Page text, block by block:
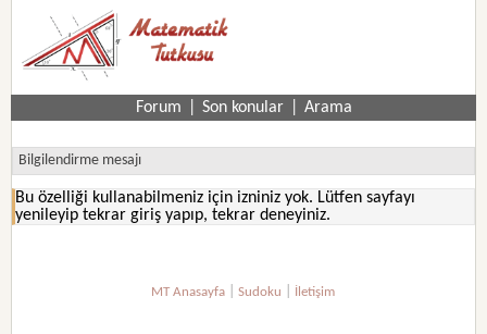
Forum Son konular Arama
Bilgilendirme mesajı
Bu özelliği kullanabilmeniz için izniniz yok. Lütfen sayfayı
yenileyip tekrar giriş yapıp, tekrar deneyiniz.
MT Anasayfa |Sudoku İletişim